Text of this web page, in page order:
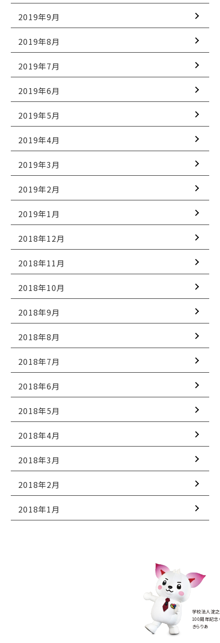
2019年9月
2019年8月
2019年7月
2019年6月
2019年5月
2019年4月
2019年3月
2019年2月
2019年1月
2018年12月
2018年11月
2018年10月
2018年9月
2018年8月
2018年7月
2018年6月
2018年5月
2018年4月
2018年3月
2018年2月
2018年1月
学校法人淀
100周年記念
きらりあ